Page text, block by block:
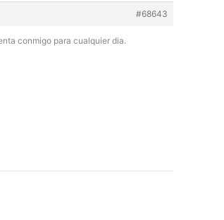
#68643
conmigo para cualquier dia.